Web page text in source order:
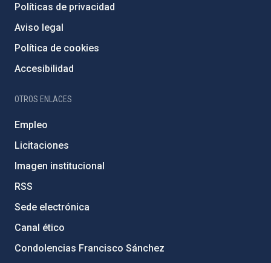
Políticas de privacidad
Aviso legal
Política de cookies
Accesibilidad
OTROS ENLACES
Empleo
Licitaciones
Imagen institucional
RSS
Sede electrónica
Canal ético
Condolencias Francisco Sánchez